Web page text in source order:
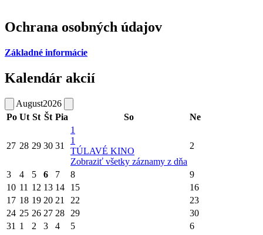
Ochrana osobných údajov
Základné informácie
Kalendár akcií
August2026
Po Ut St Št Pia So Ne
27 28 29 30 31
1
1
TÚLAVÉ KINO
Zobraziť všetky záznamy z dňa
2
3 4 5 6 7 8
9
10 11 12 13 14 15
16
17 18 19 20 21 22
23
24 25 26 27 28 29
30
31 1 2 3 4 5 6